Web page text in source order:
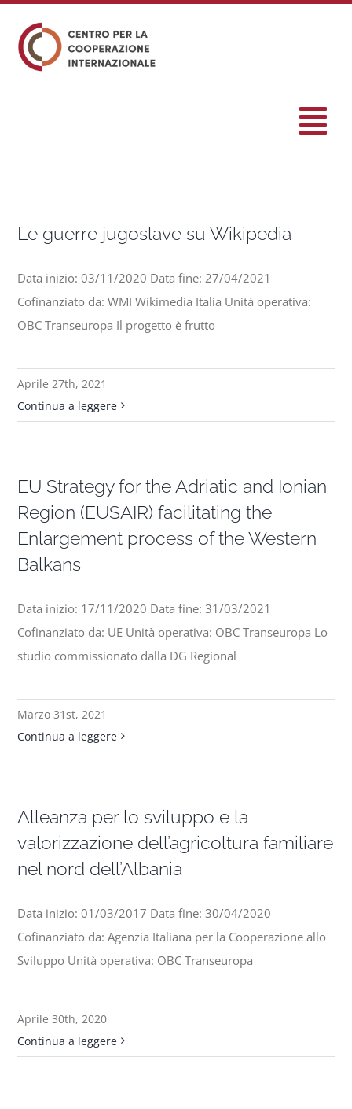
contenuto
formazione
Eventi
Progetti
Notizie
Chi siamo
Le guerre jugoslave su Wikipedia
Data inizio: 03/11/2020 Data fine: 27/04/2021
Cofinanziato da: WMI Wikimedia Italia Unità operativa:
OBC Transeuropa Il progetto è frutto
Aprile 27th, 2021
Continua a leggere
EU Strategy for the Adriatic and Ionian
Region (EUSAIR) facilitating the
Enlargement process of the Western
Balkans
Data inizio: 17/11/2020 Data fine: 31/03/2021
Cofinanziato da: UE Unità operativa: OBC Transeuropa Lo
studio commissionato dalla DG Regional
Marzo 31st, 2021
Continua a leggere
Alleanza per lo sviluppo e la
valorizzazione dell’agricoltura familiare
nel nord dell’Albania
Data inizio: 01/03/2017 Data fine: 30/04/2020
Cofinanziato da: Agenzia Italiana per la Cooperazione allo
Sviluppo Unità operativa: OBC Transeuropa
Aprile 30th, 2020
Continua a leggere